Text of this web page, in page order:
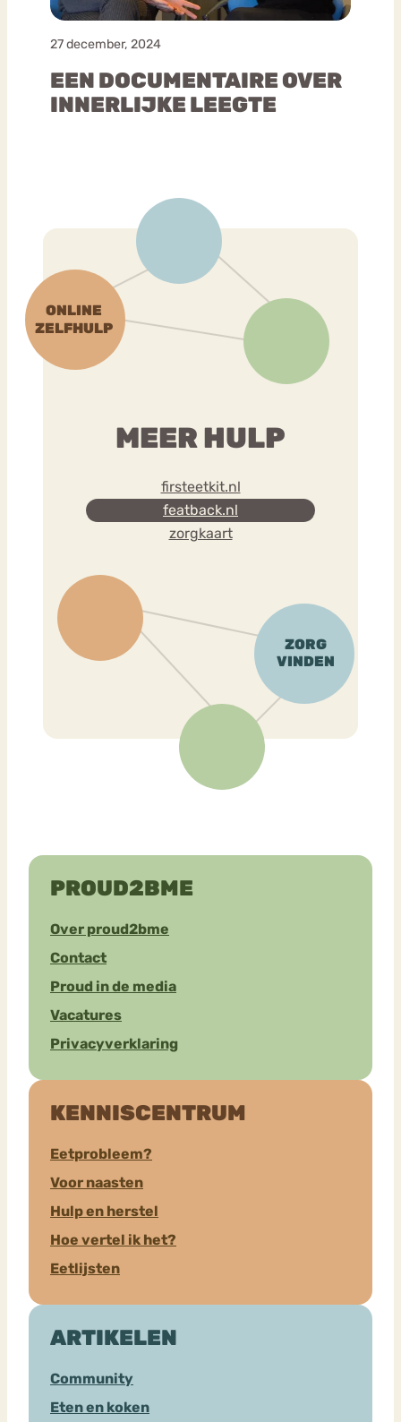
27 december, 2024
EEN DOCUMENTAIRE OVER
INNERLIJKE LEEGTE
MEER HULP
firsteetkit.nl
featback.nl
zorgkaart
PROUD2BME
Over proud2bme
Contact
Proud in de media
Vacatures
Privacyverklaring
KENNISCENTRUM
Eetprobleem?
Voor naasten
Hulp en herstel
Hoe vertel ik het?
Eetlijsten
ARTIKELEN
Community
Eten en koken